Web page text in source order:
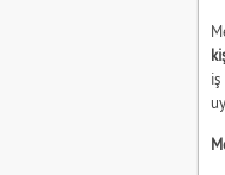
iş